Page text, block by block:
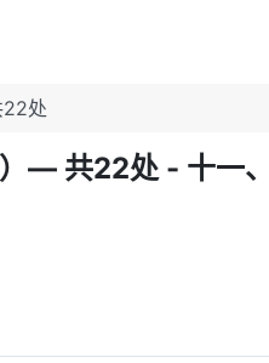
22处
— 共22处 - 十一